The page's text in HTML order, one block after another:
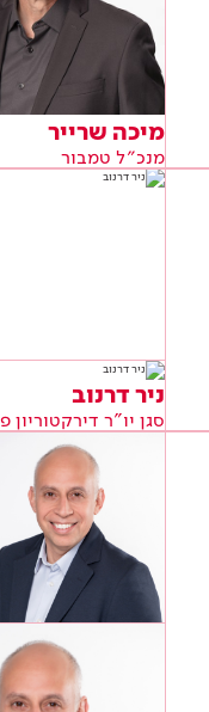
מיכה שרייר
מנכ״ל טמבור
ניר דרנוב
סגן יו"ר